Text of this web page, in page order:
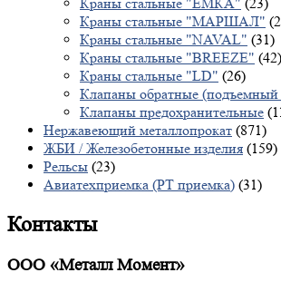
Краны стальные "МАРШАЛ"
Краны стальные "NAVAL" (31)
Краны стальные "BREEZE" (42)
Краны стальные "LD" (26)
Клапаны обратные
Клапаны предохранительные
Нержавеющий металлопрокат (871)
ЖБИ / Железобетонные изделия (159)
Рельсы (23)
Авиатехприемка (РТ приемка) (31)
Контакты
ООО «Металл Момент»